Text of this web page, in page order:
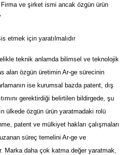
Firma ve şirket ismi ancak özgün ürün
etmek için yaratılmalıdır
teknik anlamda bilimsel ve teknolojik
alan özgün üretimin Ar-ge sürecinin
ise kurumsal bazda patent, dış
gerektirdiği belirtilen bildirgede, şu
ülkede özgün ürün yaratmadaki rolü
patent ve mülkiyet hakları çalışmaları
süreç temelini Ar-ge ve
Marka daha çok katma değer yaratmak,